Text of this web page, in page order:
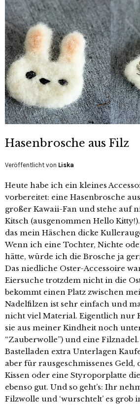
Hasenbrosche aus Filz
Veröffentlicht von Liska
Heute habe ich ein kleines
vorbereitet: eine Hasenbrosche
großer Kawaii-Fan und stehe auf
Kitsch (ausgenommen Hello
das mein Häschen dicke
Wenn ich eine Tochter, Nichte
hätte, würde ich die Brosche ja
Das niedliche Oster-Accessoire
Eiersuche trotzdem nicht in die
bekommt einen Platz zwischen
Nadelfilzen ist sehr einfach und
nicht viel Material. Eigentlich nur
sie aus meiner Kindheit noch
“Zauberwolle”) und eine
Bastelladen extra Unterlagen
aber für rausgeschmissenes Geld,
Kissen oder eine Styroporplatte
ebenso gut. Und so geht’s: Ihr
Filzwolle und ‘wurschtelt’ es grob